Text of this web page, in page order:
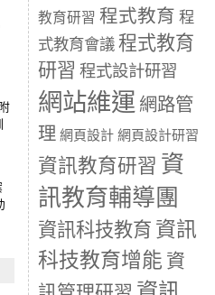
教育研習 程式教育 程
式教育會議 程式教育
研習 程式設計研習
網站維運 網路管
理 網頁設計 網頁設計研習
資訊教育研習 資
訊教育輔導團
資訊科技教育 資訊
科技教育增能 資